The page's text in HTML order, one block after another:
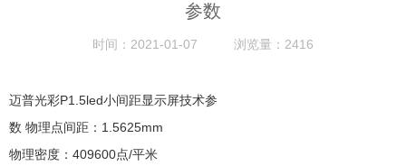
参数
时间： 2021-01-07 浏览量： 2416
迈普光彩P1.5led小间距显示屏技术参
数 物理点间距：1.5625mm
物理密度：409600点/平米